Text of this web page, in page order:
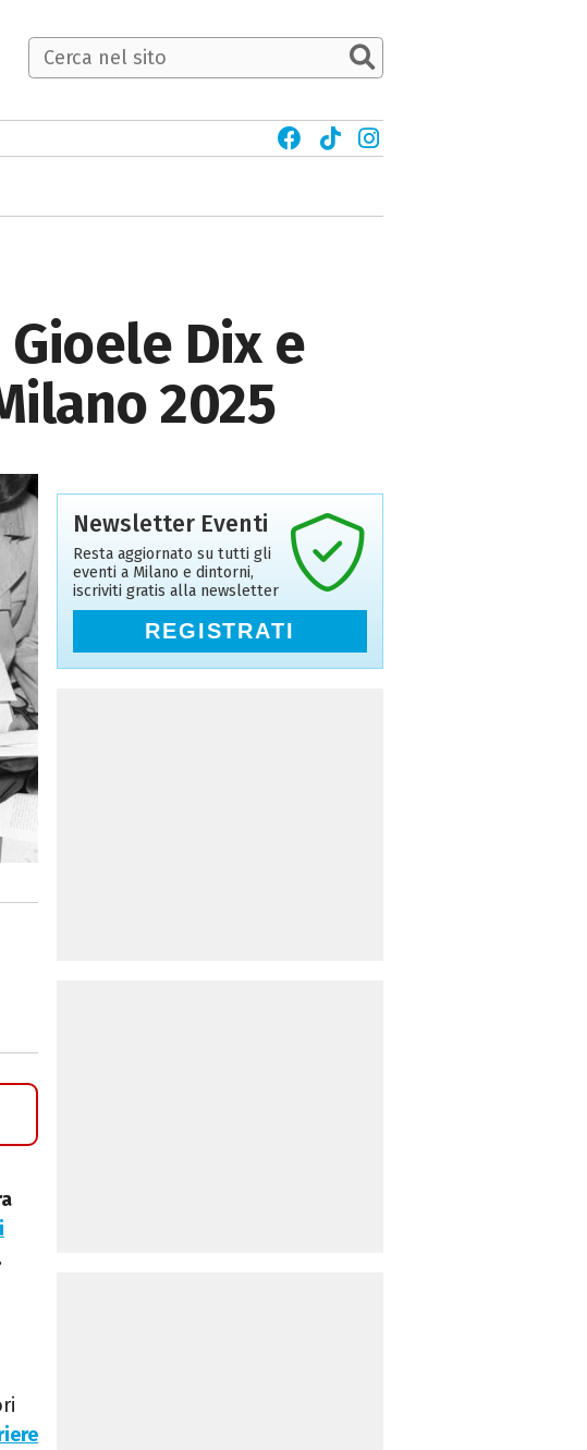
Dix e
2025
Newsletter Eventi
Resta aggiornato su tutti gli
eventi a Milano e dintorni,
iscriviti gratis alla newsletter
REGISTRATI